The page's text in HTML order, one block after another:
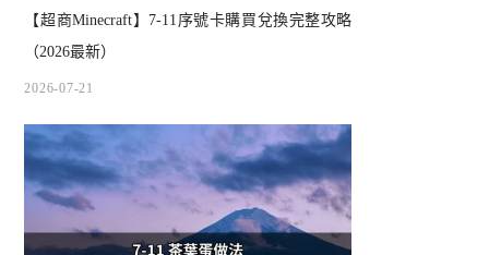
【超商Minecraft】7-11序號卡購買兌換完整攻略
（2026最新）
2026-07-21